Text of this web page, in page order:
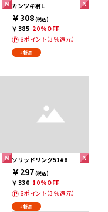
カンツキ君L
￥308(税込)
￥385 20%OFF
8ポイント（3％還元）
#新品
ソリッドリング51#8
￥297(税込)
￥330 10%OFF
8ポイント（3％還元）
#新品